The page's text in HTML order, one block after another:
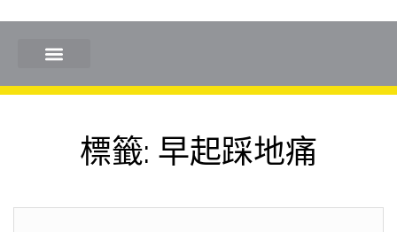
標籤: 早起踩地痛